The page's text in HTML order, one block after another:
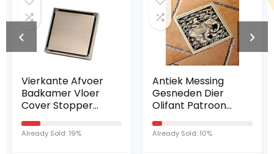
Antiek Messing
Gesneden Dier
Olifant Patroon
Badkamer Douche
Already Sold: 10%
Afvoerputje
Vierkante
geur
Already Sold: 52%